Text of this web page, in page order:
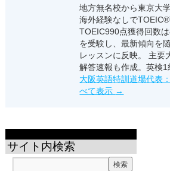
地方無名校から東京大
海外経験なしで
TOEIC990点獲得回数
を受験し、最新傾向を
レッスンに反映。 主要
解答速報も作成。英検1
大阪英語特訓道場代表
べて表示 →
サイト内検索